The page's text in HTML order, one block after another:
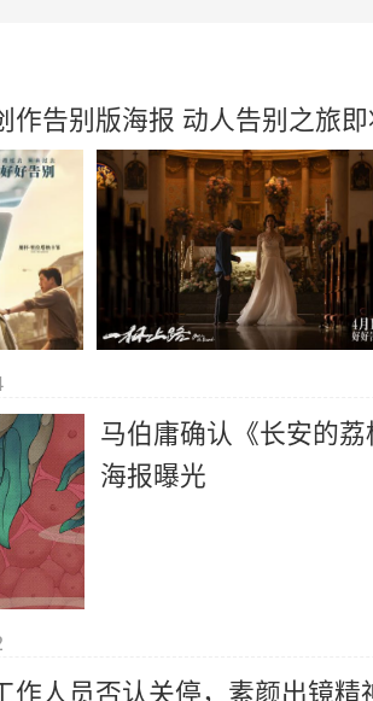
作告别版海报 动人告别之旅
马伯庸确认《长安的
海报曝光
作人员否认关停，素颜出镜精